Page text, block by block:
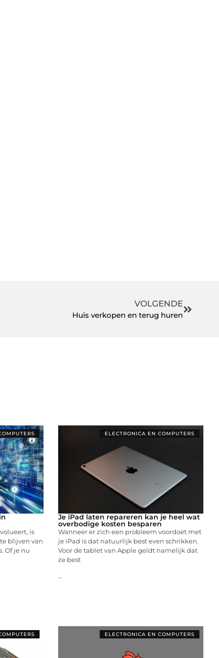
VOLGENDE
Huis verkopen en terug huren
is
blijven van
Of je nu
ELECTRONICA EN COMPUTERS
Je iPad laten repareren kan je heel wat
overbodige kosten besparen
Wanneer er zich een probleem voordoet met
je iPad is dat natuurlijk best even schrikken.
Voor de tablet van Apple geldt namelijk dat
ze best
...
ELECTRONICA EN COMPUTERS